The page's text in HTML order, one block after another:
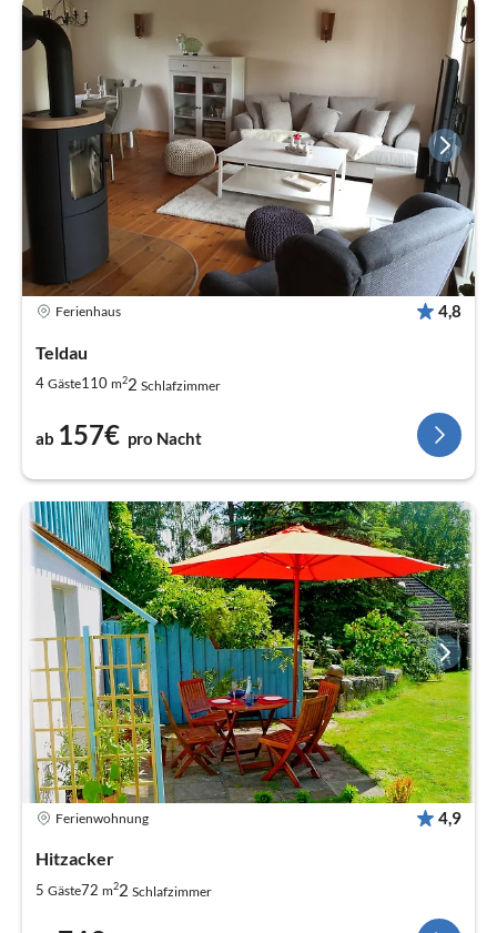
Ferienhaus 4,8
Teldau
4 Gäste110 m22 Schlafzimmer
ab 157€ pro Nacht
Ferienwohnung 4,9
Hitzacker
5 Gäste72 m22 Schlafzimmer